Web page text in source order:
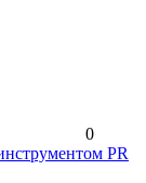
0
PR